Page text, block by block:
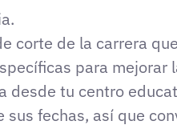
corte de la carrera
para mejorar
desde tu centro
fechas, así que